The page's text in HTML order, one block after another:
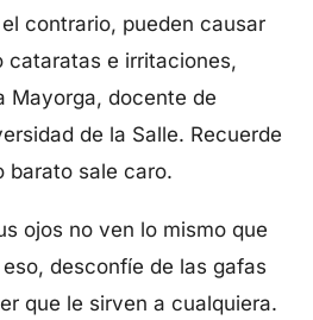
contrario, pueden causar
cataratas e irritaciones,
Mayorga, docente de
de la Salle. Recuerde
barato sale caro.
ojos no ven lo mismo que
desconfíe de las gafas
que le sirven a cualquiera.